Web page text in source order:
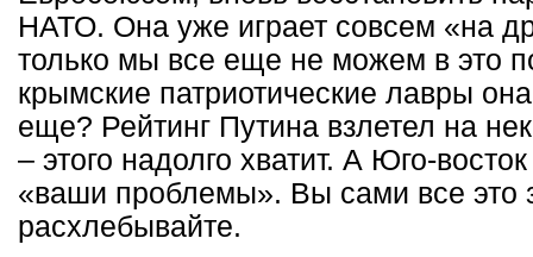
НАТО. Она уже играет совсем «на
только мы все еще не можем в это
крымские патриотические лавры
еще? Рейтинг Путина взлетел на
– этого надолго хватит. А Юго-
«ваши проблемы». Вы сами все это
расхлебывайте.